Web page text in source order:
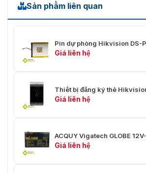
Sản phẩm liên quan
Pin dự phòng Hikvision DS-
Giá liên hệ
Thiết bị đăng ký thẻ
Giá liên hệ
ACQUY Vigatech GLOBE
Giá liên hệ